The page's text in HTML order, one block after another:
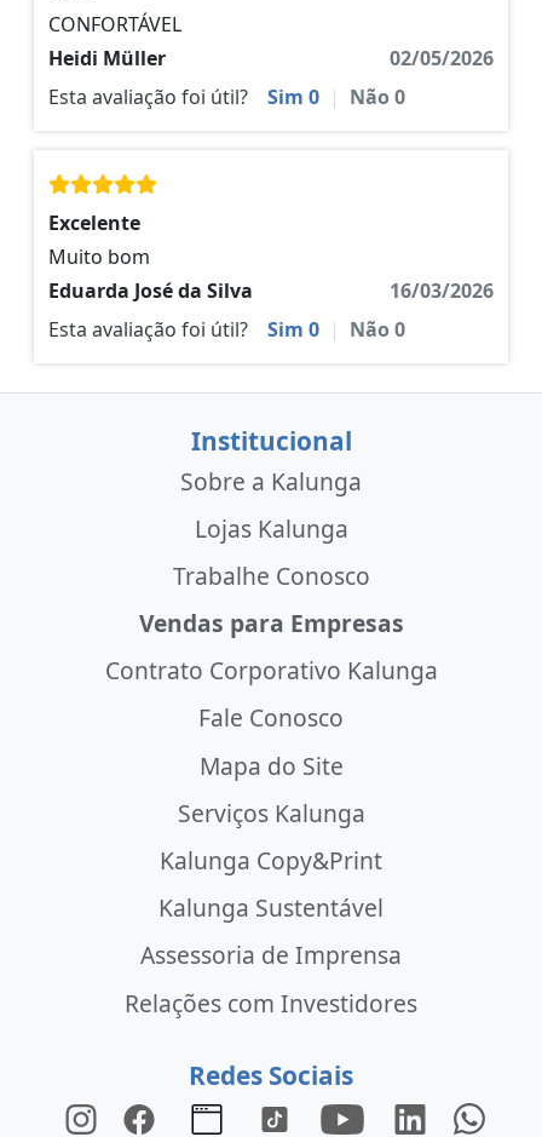
CONFORTÁVEL
Heidi Müller
02/05/2026
Esta avaliação foi útil?
Sim 0 | Não0
Excelente
Muito bom
Eduarda José da Silva
16/03/2026
Esta avaliação foi útil?
Sim 0 | Não0
Institucional
Sobre a Kalunga
Lojas Kalunga
Trabalhe Conosco
Vendas para Empresas
Contrato Corporativo Kalunga
Fale Conosco
Mapa do Site
Serviços Kalunga
Kalunga Copy&Print
Kalunga Sustentável
Assessoria de Imprensa
Relações com Investidores
Redes Sociais